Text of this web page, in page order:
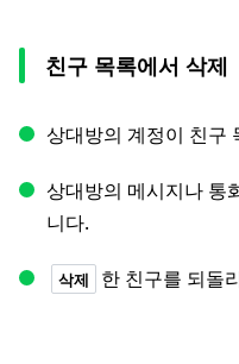
친구 목록에서 삭제
상대방의 계정이 친구
상대방의 메시지나 통
니다.
삭제 한 친구를 되돌